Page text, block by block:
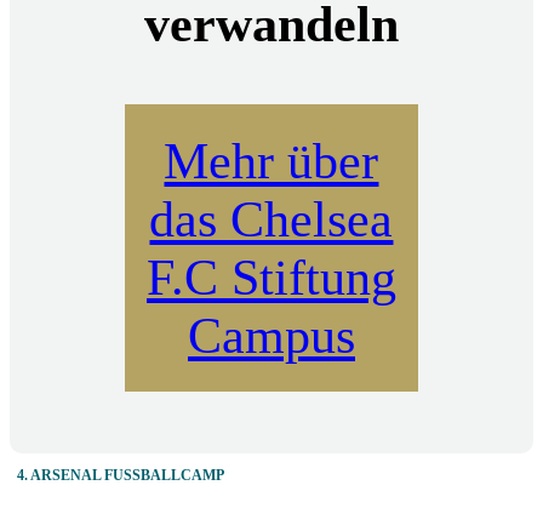
verwandeln
Mehr über
das Chelsea
F.C Stiftung
Campus
4. ARSENAL FUSSBALLCAMP